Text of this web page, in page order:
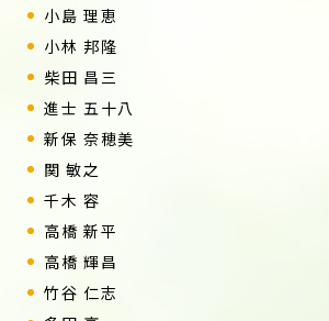
小島 理恵
小林 邦隆
柴田 昌三
進士 五十八
新保 奈穂美
関 敏之
千木 容
高橋 新平
高橋 輝昌
竹谷 仁志